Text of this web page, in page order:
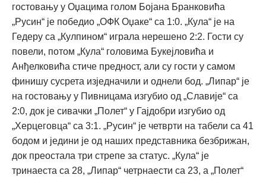
гостовању у Оџацима голом Бојана Бранковића
„Русин“ је победио „ОФК Оџаке“ са 1:0. „Кула“ је на
Гедеру са „Кулпином“ играла нерешено 2:2. Гости су
повели, потом „Кула“ головима Букејловића и
Анђелковића стиче предност, али су гости у самом
финишу сусрета изједначили и однели бод. „Липар“ је
на гостовању у Пивницама изгубио од „Славије“ са
2:0, док је сивачки „Полет“ у Гајдобри изгубио од
„Херцеговца“ са 3:1. „Русин“ је четврти на табели са 41
бодом и једини је од наших представника безбрижан,
док преостала три стрепе за статус. „Кула“ је
тринаеста са 28, „Липар“ четрнаести са 23, а „Полет“